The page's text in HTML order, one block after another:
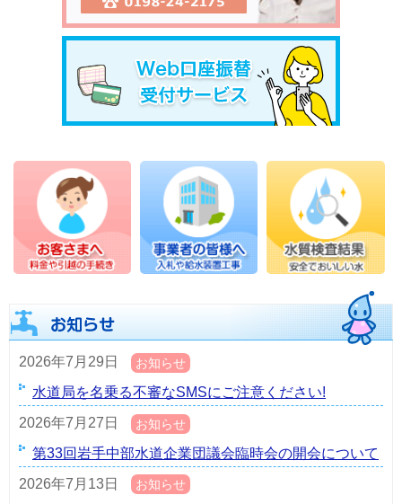
2026年7月29日 お知らせ
水道局を名乗る不審なSMSにご注意ください!
2026年7月27日
お知らせ
第33回岩手中部水道企業団議会臨時会の開会について
2026年7月13日
お知らせ